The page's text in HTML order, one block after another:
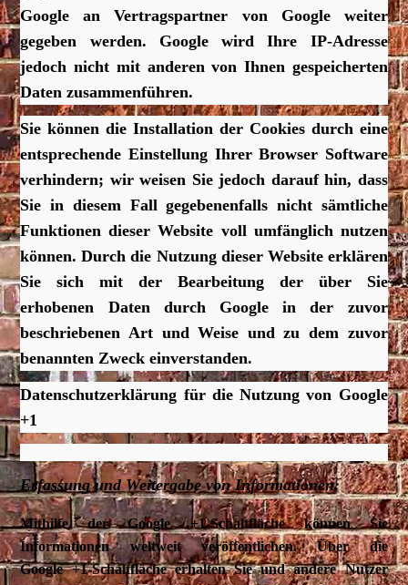
Google an Vertragspartner von Google weiter
gegeben werden. Google wird Ihre IP-Adresse
jedoch nicht mit anderen von Ihnen gespeicherten
Daten zusammenführen.
Sie können die Installation der Cookies durch eine
entsprechende Einstellung Ihrer Browser Software
verhindern; wir weisen Sie jedoch darauf hin, dass
Sie in diesem Fall gegebenenfalls nicht sämtliche
Funktionen dieser Website voll umfänglich nutzen
können. Durch die Nutzung dieser Website erklären
Sie sich mit der Bearbeitung der über Sie
erhobenen Daten durch Google in der zuvor
beschriebenen Art und Weise und zu dem zuvor
benannten Zweck einverstanden.
Datenschutzerklärung für die Nutzung von Google
+1
Erfassung und Weitergabe von Informationen:
Mithilfe der Google +1-Schaltfläche können Sie
Informationen weltweit veröffentlichen. Über die
Google +1-Schaltfläche erhalten Sie und andere Nutzer